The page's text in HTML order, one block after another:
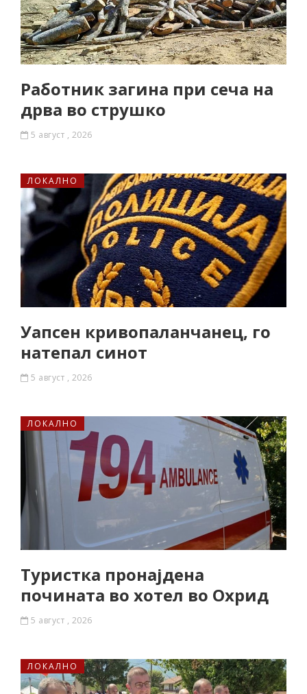
Работник загина при сеча на
дрва во струшко
5 август , 2026
ЛОКАЛНО
Уапсен кривопаланчанец, го
натепал синот
5 август , 2026
ЛОКАЛНО
Туристка пронајдена
почината во хотел во Охрид
5 август , 2026
ЛОКАЛНО